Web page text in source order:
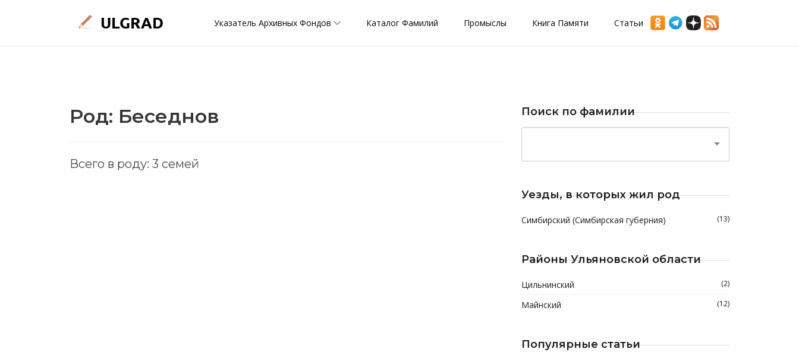
Указатель Архивных Фондов Каталог Фамилий Промыслы Книга Памяти Статьи
Род: Беседнов
Всего в роду: 3 семей
Поиск по фамилии
Уезды, в которых жил род
Симбирский (Симбирская губерния) (13)
Районы Ульяновской области
Цильнинский (2)
Майнский (12)
Популярные статьи